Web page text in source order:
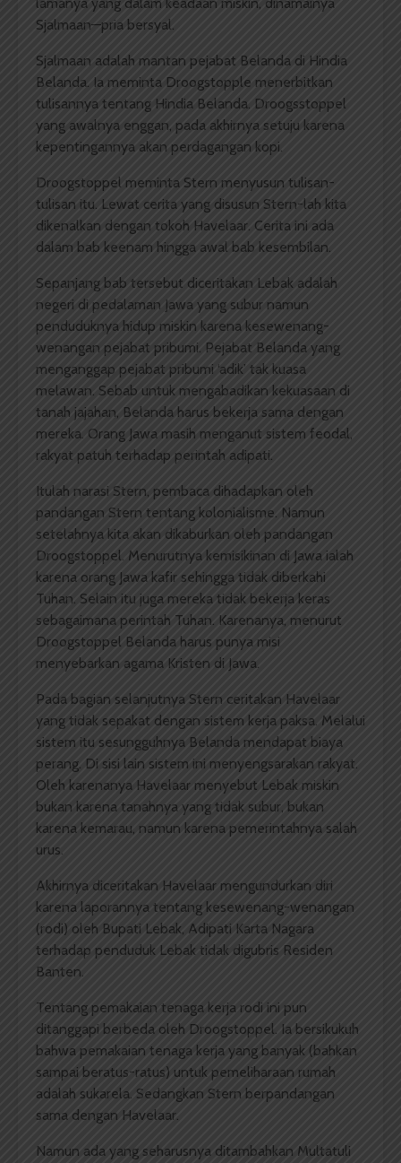
lamanya yang dalam keadaan miskin, dinamainya
Sjalmaan—pria bersyal.
Sjalmaan adalah mantan pejabat Belanda di Hindia
Belanda. Ia meminta Droogstopple menerbitkan
tulisannya tentang Hindia Belanda. Droogsstoppel
yang awalnya enggan, pada akhirnya setuju karena
kepentingannya akan perdagangan kopi.
Droogstoppel meminta Stern menyusun tulisan-
tulisan itu. Lewat cerita yang disusun Stern-lah kita
dikenalkan dengan tokoh Havelaar. Cerita ini ada
dalam bab keenam hingga awal bab kesembilan.
Sepanjang bab tersebut diceritakan Lebak adalah
negeri di pedalaman Jawa yang subur namun
penduduknya hidup miskin karena kesewenang-
wenangan pejabat pribumi. Pejabat Belanda yang
menganggap pejabat pribumi ‘adik’ tak kuasa
melawan. Sebab untuk mengabadikan kekuasaan di
tanah jajahan, Belanda harus bekerja sama dengan
mereka. Orang Jawa masih menganut sistem feodal,
rakyat patuh terhadap perintah adipati.
Itulah narasi Stern, pembaca dihadapkan oleh
pandangan Stern tentang kolonialisme. Namun
setelahnya kita akan dikaburkan oleh pandangan
Droogstoppel. Menurutnya kemisikinan di Jawa ialah
karena orang Jawa kafir sehingga tidak diberkahi
Tuhan. Selain itu juga mereka tidak bekerja keras
sebagaimana perintah Tuhan. Karenanya, menurut
Droogstoppel Belanda harus punya misi
menyebarkan agama Kristen di Jawa.
Pada bagian selanjutnya Stern ceritakan Havelaar
yang tidak sepakat dengan sistem kerja paksa. Melalui
sistem itu sesungguhnya Belanda mendapat biaya
perang. Di sisi lain sistem ini menyengsarakan rakyat.
Oleh karenanya Havelaar menyebut Lebak miskin
bukan karena tanahnya yang tidak subur, bukan
karena kemarau, namun karena pemerintahnya salah
urus.
Akhirnya diceritakan Havelaar mengundurkan diri
karena laporannya tentang kesewenang-wenangan
(rodi) oleh Bupati Lebak, Adipati Karta Nagara
terhadap penduduk Lebak tidak digubris Residen
Banten.
Tentang pemakaian tenaga kerja rodi ini pun
ditanggapi berbeda oleh Droogstoppel. Ia bersikukuh
bahwa pemakaian tenaga kerja yang banyak (bahkan
sampai beratus-ratus) untuk pemeliharaan rumah
adalah sukarela. Sedangkan Stern berpandangan
sama dengan Havelaar.
Namun ada yang seharusnya ditambahkan Multatuli